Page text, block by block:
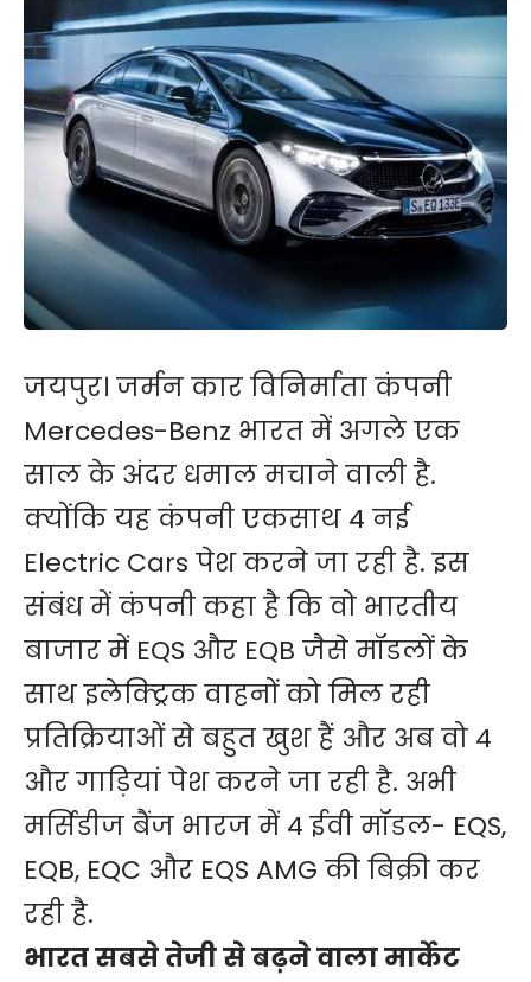
जयपुर। जर्मन कार विनिर्माता कंपनी
Mercedes-Benz भारत में अगले एक
साल के अंदर धमाल मचाने वाली है.
क्योंकि यह कंपनी एकसाथ 4 नई
Electric Cars पेश करने जा रही है. इस
संबंध में कंपनी कहा है कि वो भारतीय
बाजार में EQS और EQB जैसे मॉडलों के
साथ इलेक्ट्रिक वाहनों को मिल रही
प्रतिक्रियाओं से बहुत खुश हैं और अब वो 4
और गाड़ियां पेश करने जा रही है. अभी
मर्सिडीज बैंज भारज में 4 ईवी मॉडल- EQS,
EQB, EQC और EQS AMG की बिक्री कर
रही है.
भारत सबसे तेजी से बढ़ने वाला मार्केट